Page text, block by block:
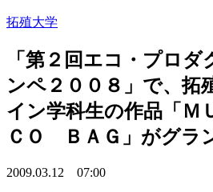
拓殖大学
「第２回エコ・プロ
ンペ２００８」で、拓
イン学科生の作品「Ｍ
ＣＯ ＢＡＧ」がグラ
2009.03.12 07:00